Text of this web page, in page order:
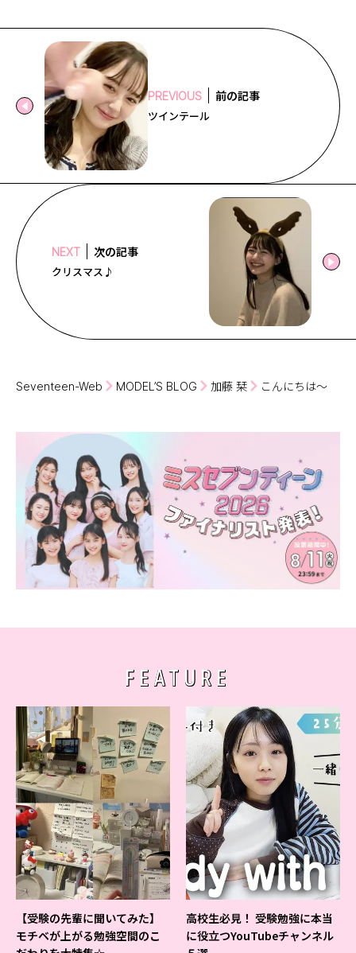
PREVIOUS 前の記事
ツインテール
NEXT 次の記事
クリスマス♪
Seventeen-Web MODEL’S BLOG 加藤 栞 こんにちは〜
FEATURE
【受験の先輩に聞いてみた】
モチベが上がる勉強空間のこ
高校生必見！ 受験勉強に本当
に役立つYouTubeチャンネル